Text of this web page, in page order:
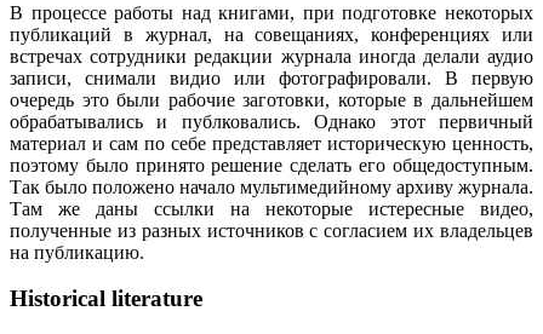
В процессе работы над книгами, при подготовке некоторых
публикаций в журнал, на совещаниях, конференциях или
встречах сотрудники редакции журнала иногда делали аудио
записи, снимали видио или фотографировали. В первую
очередь это были рабочие заготовки, которые в дальнейшем
обрабатывались и публковались. Однако этот первичный
материал и сам по себе представляет историческую ценность,
поэтому было принято решение сделать его общедоступным.
Так было положено начало мультимедийному архиву журнала.
Там же даны ссылки на некоторые истересные видео,
полученные из разных источников с согласием их владельцев
на публикацию.
Historical literature